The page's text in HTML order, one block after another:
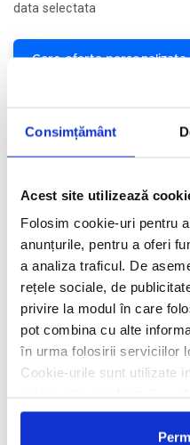
Consimțământ
Acest site utilizează
Folosim cookie-uri pentru
anunțurile, pentru a oferi
a analiza traficul. De
rețele sociale, de
privire la modul în care
pot combina cu alte
în urma folosirii serviciilor
Cookie-urile sunt utilizate
data selectata
Cere oferta personalizata
Hotelul Vista Sol Punta
situat pe Plaja Cortecito din
Cana. Complexul dispune de
la carte si 7 baruri.
din mexicane, Restaurantul
italienesti, iar Restaurantul
internationale. Barbeque
food.
Facilitati hotel
Camere hotel
Masa:All Inclusive